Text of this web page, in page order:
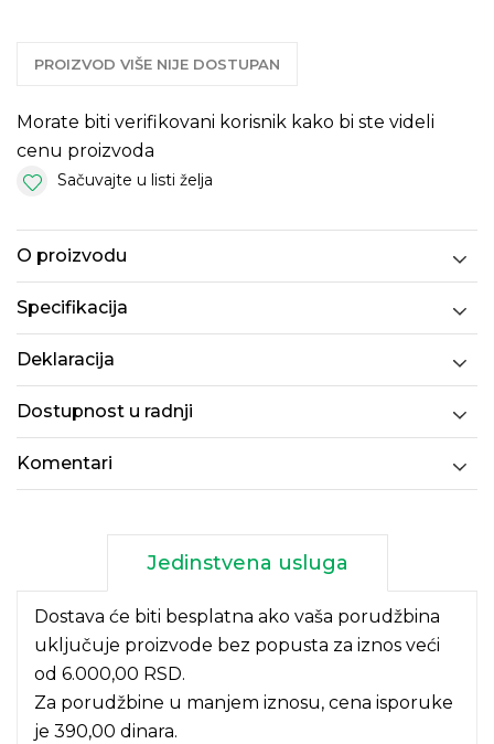
PROIZVOD VIŠE NIJE DOSTUPAN
Morate biti verifikovani korisnik kako bi ste videli
cenu proizvoda
Sačuvajte u listi želja
O proizvodu
Specifikacija
Deklaracija
Dostupnost u radnji
Komentari
Jedinstvena usluga
Dostava će biti besplatna ako vaša porudžbina
uključuje proizvode bez popusta za iznos veći
od 6.000,00 RSD.
Za porudžbine u manjem iznosu, cena isporuke
je 390,00 dinara.